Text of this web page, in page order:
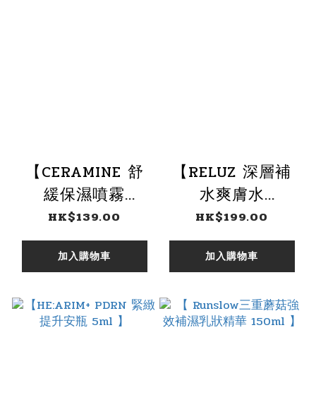
【CERAMINE 舒
緩保濕噴霧
60ML】
HK$139.00
加入購物車
【RELUZ 深層補
水爽膚水
150ML】
HK$199.00
加入購物車